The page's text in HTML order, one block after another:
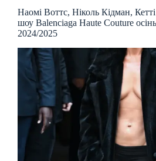
Наомі Воттс, Ніколь Кідман, Кетті
шоу Balenciaga Haute Couture
2024/2025